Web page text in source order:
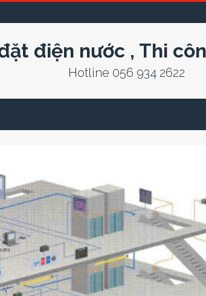
điện nước , Thi
Hotline 056 934 2622